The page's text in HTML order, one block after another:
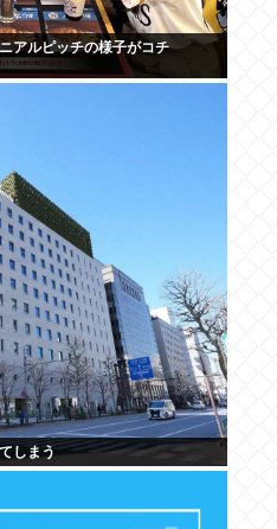
アルピッチの様子がコチ
しまう